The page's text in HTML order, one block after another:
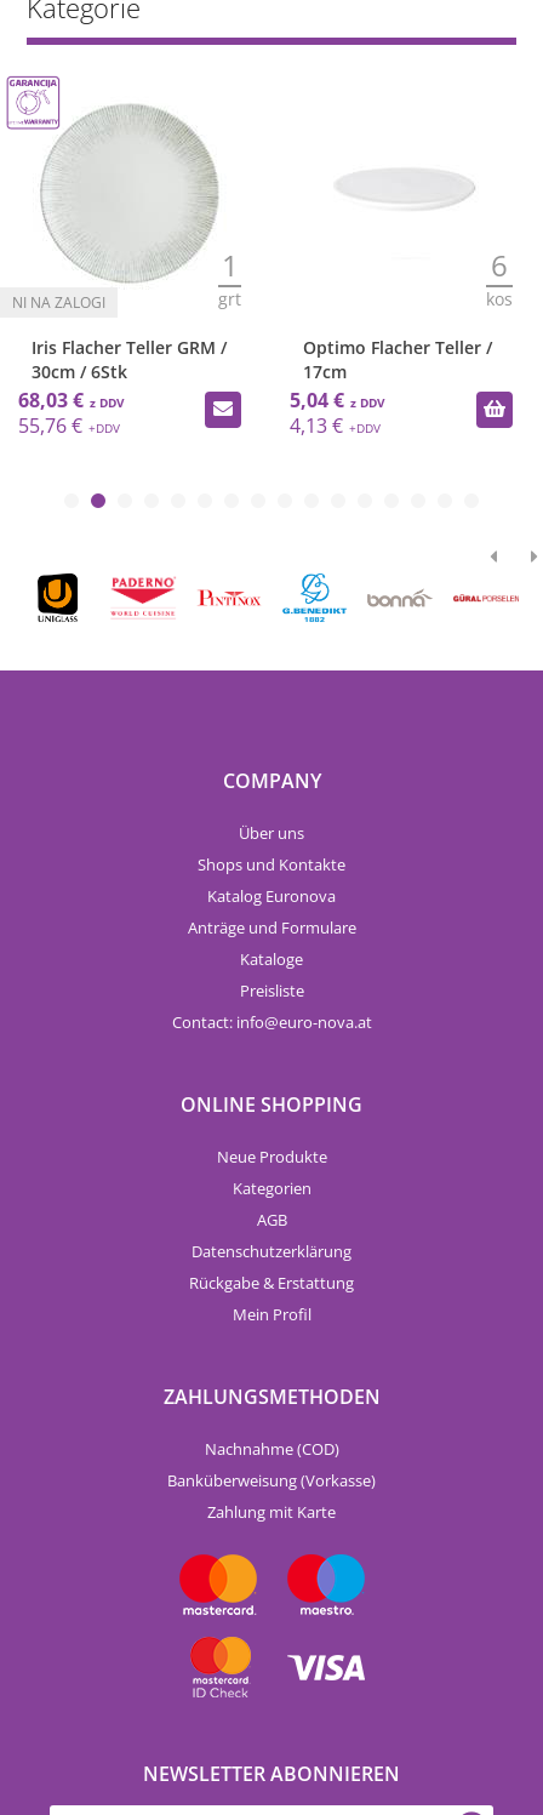
Kategorie
1
grt
Iris Flacher Teller GRM /
30cm / 6Stk
68,03 €
55,76 €
6
kos
Optimo Flacher Teller /
17cm
5,04 €
4,13 €
COMPANY
Über uns
Shops und Kontakte
Katalog Euronova
Anträge und Formulare
Kataloge
Preisliste
Contact: info euro-nova.at
ONLINE SHOPPING
Neue Produkte
Kategorien
AGB
Datenschutzerklärung
Rückgabe & Erstattung
Mein Profil
ZAHLUNGSMETHODEN
Nachnahme (COD)
Banküberweisung (Vorkasse)
Zahlung mit Karte
NEWSLETTER ABONNIEREN